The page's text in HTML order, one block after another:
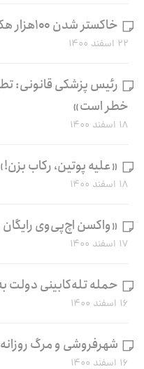
خاکستر شدن ۱۰۰هزار هکتار جنگل و مرتع طی ۵ سال
۲۲ اسفند ۱۴۰۰
رئیس پزشکی قانونی:
خطر است»
۱۸ اسفند ۱۴۰۰
«علیه پوتین، رکاب
۱۸ اسفند ۱۴۰۰
«واکسن اچ‌پی‌وی
۱۷ اسفند ۱۴۰۰
حمله تله‌کابینی دولت
۱۶ اسفند ۱۴۰۰
شهرفروشی و مرگ روزانه
۱۶ اسفند ۱۴۰۰